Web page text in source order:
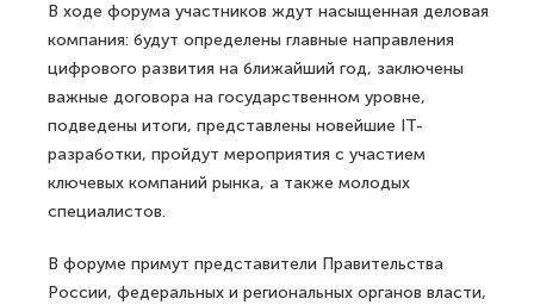
В ходе форума участников ждут насыщенная деловая
компания: будут определены главные направления
цифрового развития на ближайший год, заключены
важные договора на государственном уровне,
подведены итоги, представлены новейшие IT-
разработки, пройдут мероприятия с участием
ключевых компаний рынка, а также молодых
специалистов.
В форуме примут представители Правительства
России, федеральных и региональных органов власти,